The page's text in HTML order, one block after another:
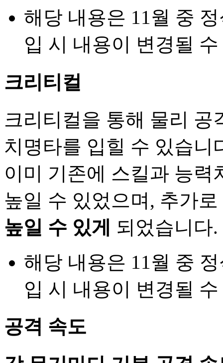
해당 내용은 11월 중
입 시 내용이 변경될
크리티컬
크리티컬을 통해 물리 공
치명타를 입힐 수 있습니
이미 기존에 스킬과 능력
높일 수 있었으며, 추가로
높일 수 있게 되었습니다.
해당 내용은 11월 중
입 시 내용이 변경될
공격 속도